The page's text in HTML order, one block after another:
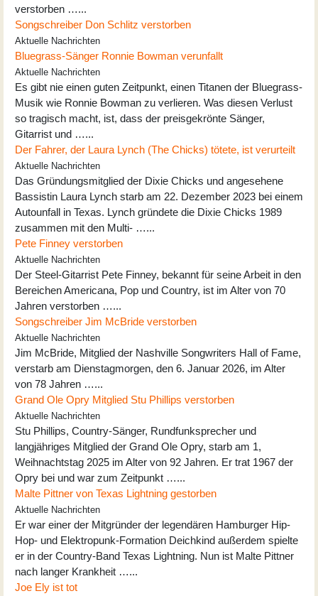
verstorben …...
Songschreiber Don Schlitz verstorben
Aktuelle Nachrichten
Bluegrass-Sänger Ronnie Bowman verunfallt
Aktuelle Nachrichten
Es gibt nie einen guten Zeitpunkt, einen Titanen der Bluegrass-
Musik wie Ronnie Bowman zu verlieren. Was diesen Verlust
so tragisch macht, ist, dass der preisgekrönte Sänger,
Gitarrist und …...
Der Fahrer, der Laura Lynch (The Chicks) tötete, ist verurteilt
Aktuelle Nachrichten
Das Gründungsmitglied der Dixie Chicks und angesehene
Bassistin Laura Lynch starb am 22. Dezember 2023 bei einem
Autounfall in Texas. Lynch gründete die Dixie Chicks 1989
zusammen mit den Multi- …...
Pete Finney verstorben
Aktuelle Nachrichten
Der Steel-Gitarrist Pete Finney, bekannt für seine Arbeit in den
Bereichen Americana, Pop und Country, ist im Alter von 70
Jahren verstorben …...
Songschreiber Jim McBride verstorben
Aktuelle Nachrichten
Jim McBride, Mitglied der Nashville Songwriters Hall of Fame,
verstarb am Dienstagmorgen, den 6. Januar 2026, im Alter
von 78 Jahren …...
Grand Ole Opry Mitglied Stu Phillips verstorben
Aktuelle Nachrichten
Stu Phillips, Country-Sänger, Rundfunksprecher und
langjähriges Mitglied der Grand Ole Opry, starb am 1,
Weihnachtstag 2025 im Alter von 92 Jahren. Er trat 1967 der
Opry bei und war zum Zeitpunkt …...
Malte Pittner von Texas Lightning gestorben
Aktuelle Nachrichten
Er war einer der Mitgründer der legendären Hamburger Hip-
Hop- und Elektropunk-Formation Deichkind außerdem spielte
er in der Country-Band Texas Lightning. Nun ist Malte Pittner
nach langer Krankheit …...
Joe Ely ist tot